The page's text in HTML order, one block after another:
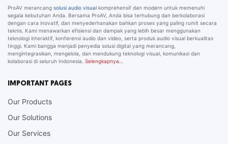
ProAV merancang solusi audio visual komprehensif dan modern untuk memenuhi
segala kebutuhan Anda. Bersama ProAV, Anda bisa terhubung dan berkolaborasi
dengan cara inovatif, dan menyederhanakan bahkan proses yang paling rumit secara
teknis. Kami menawarkan efisiensi dan dampak yang lebih besar menggunakan
teknologi interaktif, konferensi audio dan video, serta produk audio visual berkualitas
tinggi. Kami bangga menjadi penyedia solusi digital yang merancang,
mengintegrasikan, mengelola, dan mendukung teknologi visual, komunikasi dan
kolaborasi di seluruh Indonesia. Selengkapnya…
IMPORTANT PAGES
Our Products
Our Solutions
Our Services